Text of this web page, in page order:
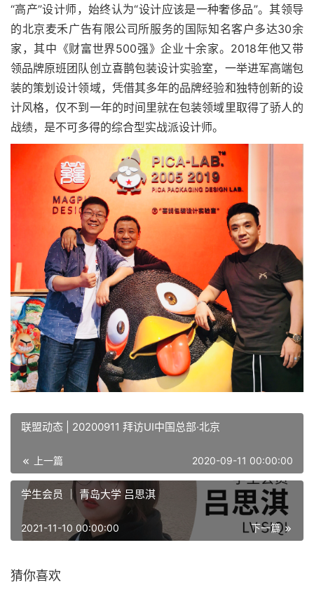
“高产”设计师，始终认为“设计应该是一种奢侈品”。其领导
的北京麦禾广告有限公司所服务的国际知名客户多达30余
家，其中《财富世界500强》企业十余家。2018年他又带
领品牌原班团队创立喜鹊包装设计实验室，一举进军高端包
装的策划设计领域，凭借其多年的品牌经验和独特创新的设
计风格，仅不到一年的时间里就在包装领域里取得了骄人的
战绩，是不可多得的综合型实战派设计师。
联盟动态 | 20200911 拜访UI中国总部·北京
上一篇 2020-09-11 00:00:00
学生会员 ｜ 青岛大学 吕思淇
下一篇
2021-11-10 00:00:00
猜你喜欢